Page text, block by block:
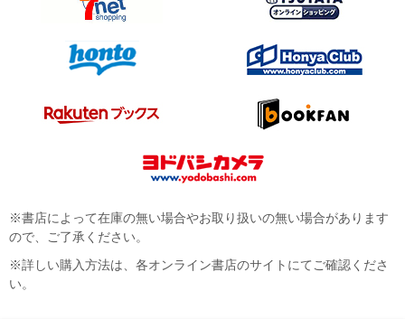
※書店によって在庫の無い場合やお取り扱いの無い場合があります
ので、ご了承ください。
※詳しい購入方法は、各オンライン書店のサイトにてご確認くださ
い。